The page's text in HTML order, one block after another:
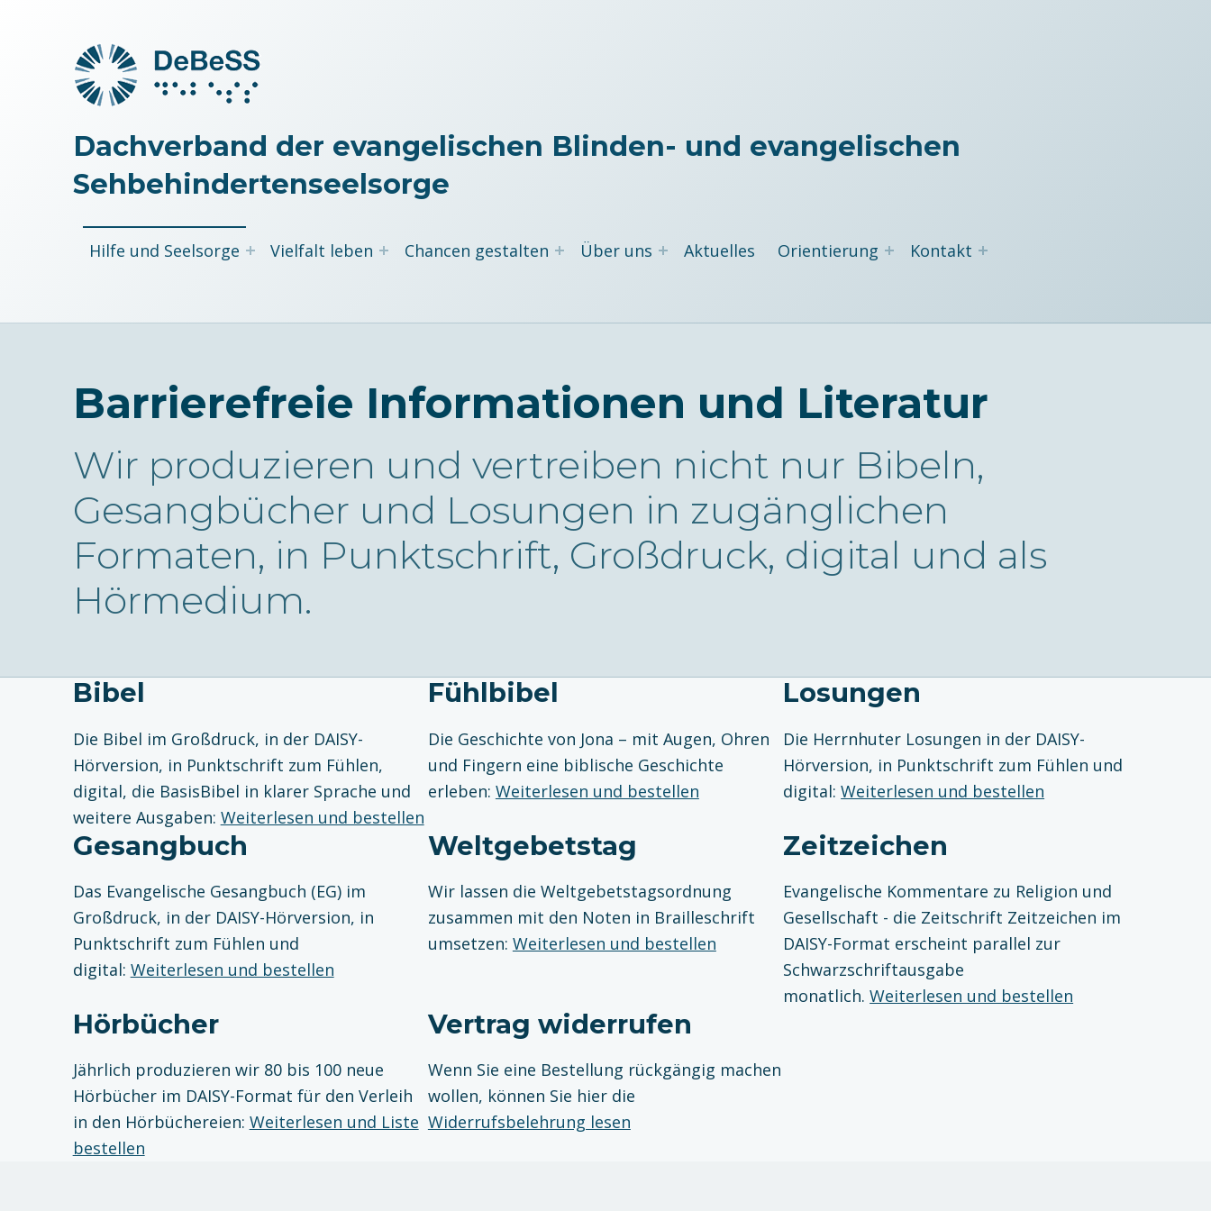
Dachverband der evangelischen Blinden- und evangelischen
Sehbehindertenseelsorge
Hilfe und Seelsorge Vielfalt leben Chancen gestalten Über uns Aktuelles Orientierung Kontakt
Barrierefreie Informationen und Literatur
Wir produzieren und vertreiben nicht nur Bibeln,
Gesangbücher und Losungen in zugänglichen
Formaten, in Punktschrift, Großdruck, digital und als
Hörmedium.
Bibel
Die Bibel im Großdruck, in der DAISY-
Hörversion, in Punktschrift zum Fühlen,
digital, die BasisBibel in klarer Sprache und
weitere Ausgaben: Weiterlesen und bestellen
Fühlbibel
Die Geschichte von Jona – mit Augen, Ohren
und Fingern eine biblische Geschichte
erleben: Weiterlesen und bestellen
Losungen
Die Herrnhuter Losungen in der DAISY-
Hörversion, in Punktschrift zum Fühlen und
digital:Weiterlesen und bestellen
Gesangbuch
Das Evangelische Gesangbuch (EG) im
Großdruck, in der DAISY-Hörversion, in
Punktschrift zum Fühlen und
digital: Weiterlesen und bestellen
Weltgebetstag
Wir lassen die Weltgebetstagsordnung
zusammen mit den Noten in Brailleschrift
umsetzen: Weiterlesen und bestellen
Zeitzeichen
Evangelische Kommentare zu Religion und
Gesellschaft - die Zeitschrift Zeitzeichen im
DAISY-Format erscheint parallel zur
Schwarzschriftausgabe
monatlich.Weiterlesen und bestellen
Hörbücher
Jährlich produzieren wir 80 bis 100 neue
Hörbücher im DAISY-Format für den Verleih
in den Hörbüchereien: Weiterlesen und Liste
bestellen
Vertrag widerrufen
Wenn Sie eine Bestellung rückgängig machen
wollen, können Sie hier die
Widerrufsbelehrung lesen